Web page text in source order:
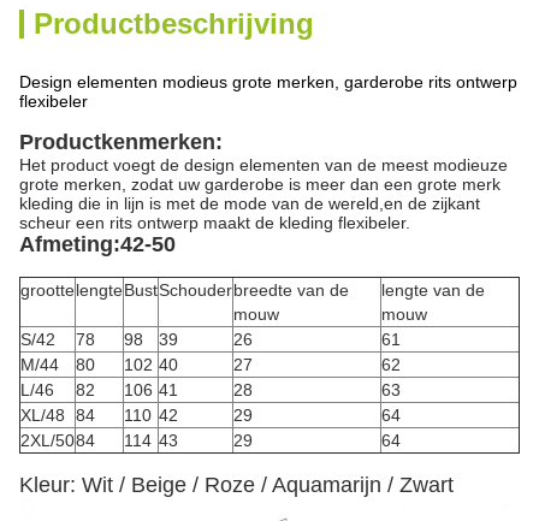
Productbeschrijving
Design elementen modieus grote merken, garderobe rits ontwerp
flexibeler
Productkenmerken:
Het product voegt de design elementen van de meest modieuze
grote merken, zodat uw garderobe is meer dan een grote merk
kleding die in lijn is met de mode van de wereld,en de zijkant
scheur een rits ontwerp maakt de kleding flexibeler.
Afmeting:42-50
groottelengteBustSchouderbreedte van de
mouw
lengte van de
mouw
S/42
78 98 39 26
61
M/44
80 102 40 27
62
L/46
82 106 41 28
63
XL/48
84 110 42 29
64
2XL/5084 114 43 29 64
Kleur: Wit / Beige / Roze / Aquamarijn / Zwart